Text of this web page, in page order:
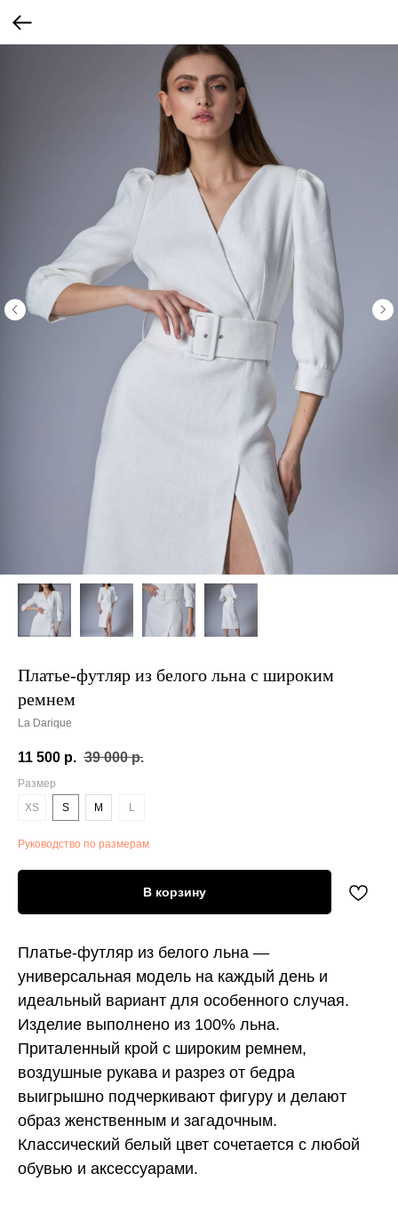
Платье-футляр из белого льна с широким
ремнем
La Darique
11 500 р. 39 000 р.
Размер
XS
S M L
Руководство по размерам
В корзину
Платье-футляр из белого льна —
универсальная модель на каждый день и
идеальный вариант для особенного случая.
Изделие выполнено из 100% льна.
Приталенный крой с широким ремнем,
воздушные рукава и разрез от бедра
выигрышно подчеркивают фигуру и делают
образ женственным и загадочным.
Классический белый цвет сочетается с любой
обувью и аксессуарами.